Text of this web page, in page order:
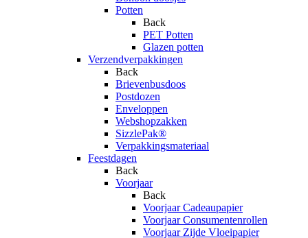
Potten
Back
PET Potten
Glazen potten
Verzendverpakkingen
Back
Brievenbusdoos
Postdozen
Enveloppen
Webshopzakken
SizzlePak®
Verpakkingsmateriaal
Feestdagen
Back
Voorjaar
Back
Voorjaar Cadeaupapier
Voorjaar Consumentenrollen
Voorjaar Zijde Vloeipapier